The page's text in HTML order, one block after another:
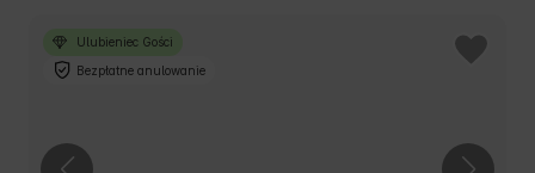
Ulubieniec Gości
Bezpłatne anulowanie